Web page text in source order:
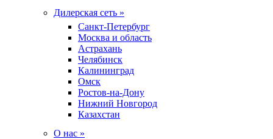
Дилерская сеть »
Санкт-Петербург
Москва и область
Астрахань
Челябинск
Калининград
Омск
Ростов-на-Дону
Нижний Новгород
Казахстан
О нас »